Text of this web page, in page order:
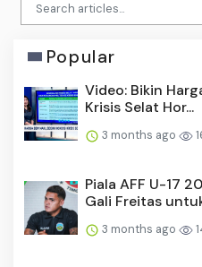
Popular
Video: Bikin
Krisis Selat Hor...
3 months ago
Piala AFF U-17
Gali Freitas
3 months ago